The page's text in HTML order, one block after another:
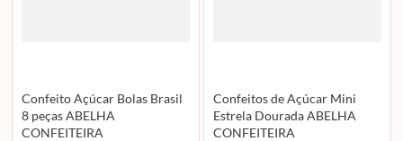
Confeito Açúcar Bolas Brasil
8 peças ABELHA
CONFEITEIRA
Confeitos de Açúcar Mini
Estrela Dourada ABELHA
CONFEITEIRA